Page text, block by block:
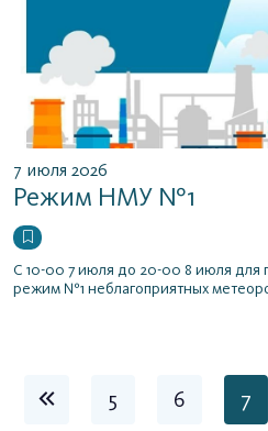
7 июля 2026
Режим НМУ №1
С 10-00 7 июля до 20-00 8 июля для
режим №1 неблагоприятных
5 6 7